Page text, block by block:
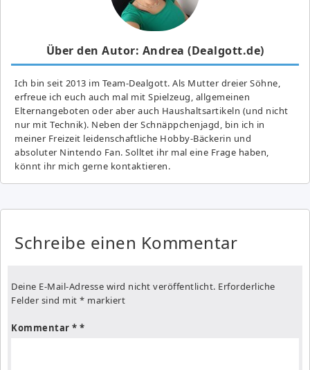
Über den Autor: Andrea (Dealgott.de)
Ich bin seit 2013 im Team-Dealgott. Als Mutter dreier Söhne,
erfreue ich euch auch mal mit Spielzeug, allgemeinen
Elternangeboten oder aber auch Haushaltsartikeln (und nicht
nur mit Technik). Neben der Schnäppchenjagd, bin ich in
meiner Freizeit leidenschaftliche Hobby-Bäckerin und
absoluter Nintendo Fan. Solltet ihr mal eine Frage haben,
könnt ihr mich gerne kontaktieren.
Schreibe einen Kommentar
Deine E-Mail-Adresse wird nicht veröffentlicht. Erforderliche
Felder sind mit * markiert
Kommentar *